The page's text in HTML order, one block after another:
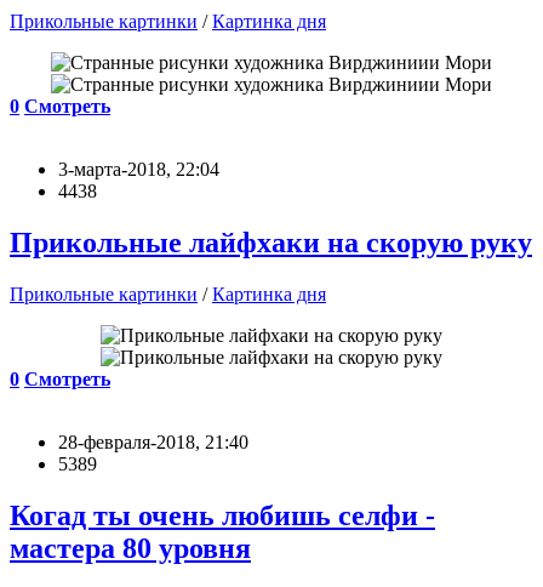
Прикольные картинки /Картинка дня
0 Смотреть
3-марта-2018, 22:04
4438
Прикольные лайфхаки на скорую руку
Прикольные картинки /Картинка дня
0 Смотреть
28-февраля-2018, 21:40
5389
Когад ты очень любишь селфи -
мастера 80 уровня